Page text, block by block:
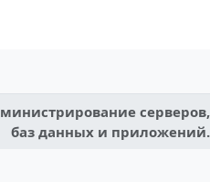
серверов,
баз данных и приложений.